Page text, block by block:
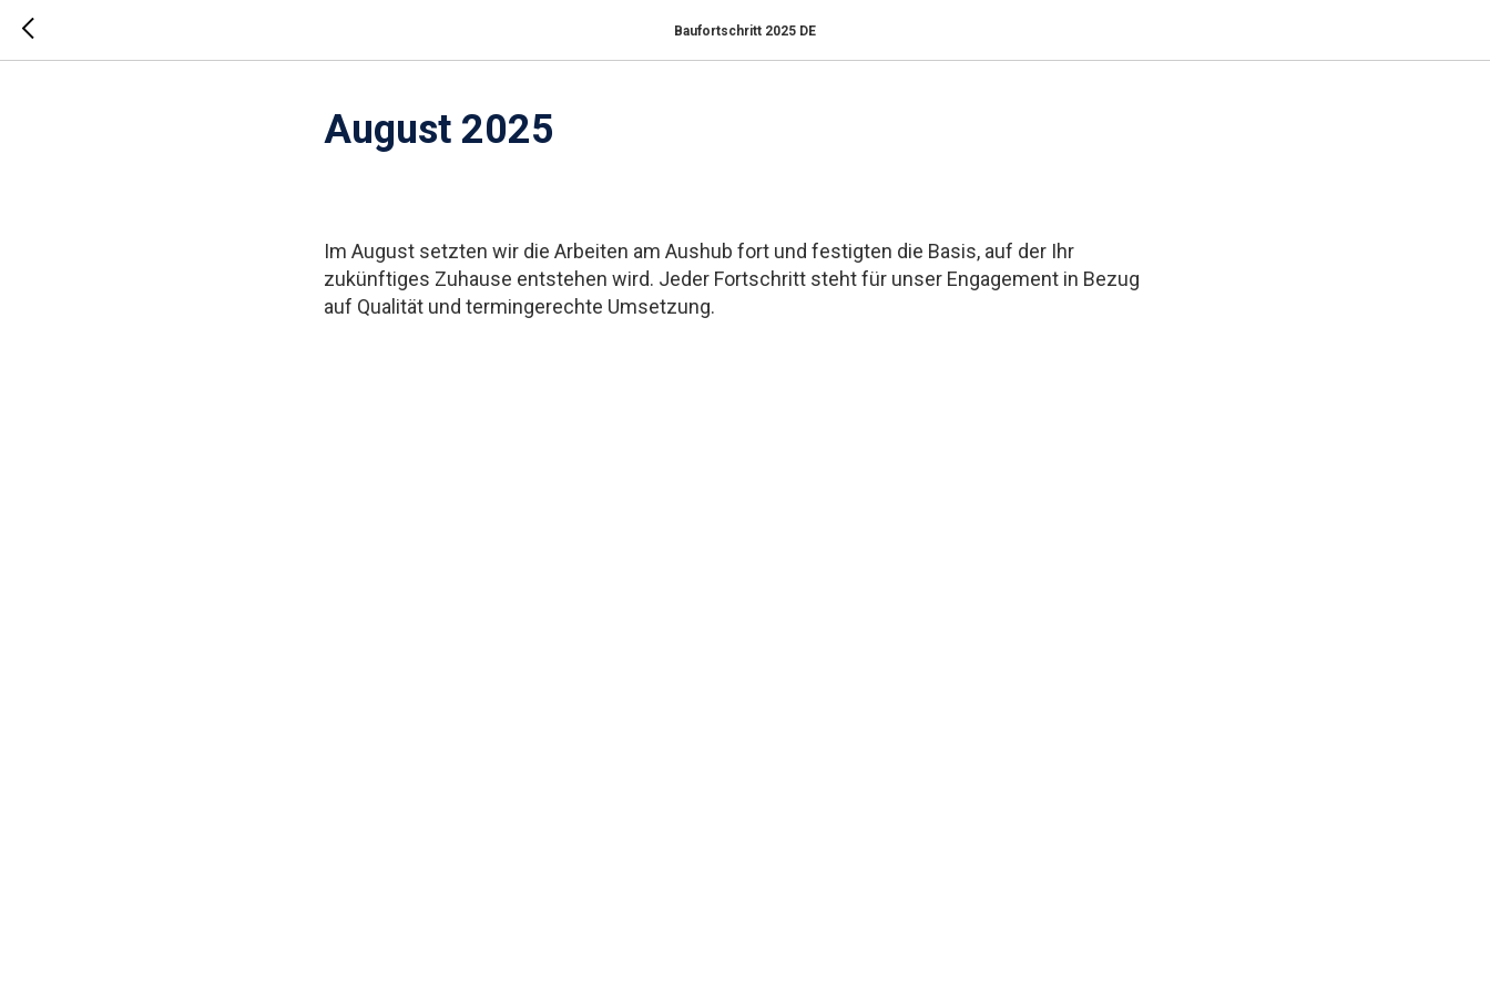
Baufortschritt 2025 DE
August 2025
Im August setzten wir die Arbeiten am Aushub fort und festigten die Basis, auf der Ihr
zukünftiges Zuhause entstehen wird. Jeder Fortschritt steht für unser Engagement in Bezug
auf Qualität und termingerechte Umsetzung.